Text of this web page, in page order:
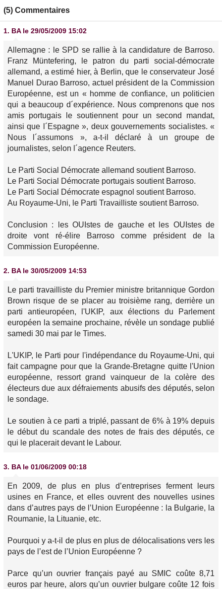
(5) Commentaires
1. BA le 29/05/2009 15:02
Allemagne : le SPD se rallie à la candidature de Barroso.
Franz Müntefering, le patron du parti social-démocrate
allemand, a estimé hier, à Berlin, que le conservateur José
Manuel Durao Barroso, actuel président de la Commission
Européenne, est un « homme de confiance, un politicien
qui a beaucoup d´expérience. Nous comprenons que nos
amis portugais le soutiennent pour un second mandat,
ainsi que l´Espagne », deux gouvernements socialistes. «
Nous l´assumons », a-t-il déclaré à un groupe de
journalistes, selon l´agence Reuters.
Le Parti Social Démocrate allemand soutient Barroso.
Le Parti Social Démocrate portugais soutient Barroso.
Le Parti Social Démocrate espagnol soutient Barroso.
Au Royaume-Uni, le Parti Travailliste soutient Barroso.
Conclusion : les OUIstes de gauche et les OUIstes de
droite vont ré-élire Barroso comme président de la
Commission Européenne.
2. BA le 30/05/2009 14:53
Le parti travailliste du Premier ministre britannique Gordon
Brown risque de se placer au troisième rang, derrière un
parti antieuropéen, l'UKIP, aux élections du Parlement
européen la semaine prochaine, révèle un sondage publié
samedi 30 mai par le Times.
L'UKIP, le Parti pour l'indépendance du Royaume-Uni, qui
fait campagne pour que la Grande-Bretagne quitte l'Union
européenne, ressort grand vainqueur de la colère des
électeurs due aux défraiements abusifs des députés, selon
le sondage.
Le soutien à ce parti a triplé, passant de 6% à 19% depuis
le début du scandale des notes de frais des députés, ce
qui le placerait devant le Labour.
3. BA le 01/06/2009 00:18
En 2009, de plus en plus d’entreprises ferment leurs
usines en France, et elles ouvrent des nouvelles usines
dans d’autres pays de l’Union Européenne : la Bulgarie, la
Roumanie, la Lituanie, etc.
Pourquoi y a-t-il de plus en plus de délocalisations vers les
pays de l’est de l’Union Européenne ?
Parce qu’un ouvrier français payé au SMIC coûte 8,71
euros par heure, alors qu’un ouvrier bulgare coûte 12 fois